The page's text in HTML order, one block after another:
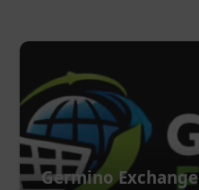
Germino Exchange